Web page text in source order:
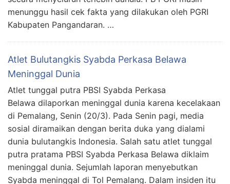
menunggu hasil cek fakta yang dilakukan oleh PGRI
Kabupaten Pangandaran. …
Atlet Bulutangkis Syabda Perkasa Belawa
Meninggal Dunia
Atlet tunggal putra PBSI Syabda Perkasa
Belawa dilaporkan meninggal dunia karena kecelakaan
di Pemalang, Senin (20/3). Pada Senin pagi, media
sosial diramaikan dengan berita duka yang dialami
dunia bulutangkis Indonesia. Salah satu atlet tunggal
putra pratama PBSI Syabda Perkasa Belawa diklaim
meninggal dunia. Sejumlah laporan menyebutkan
Syabda meninggal di Tol Pemalang. Dalam insiden itu